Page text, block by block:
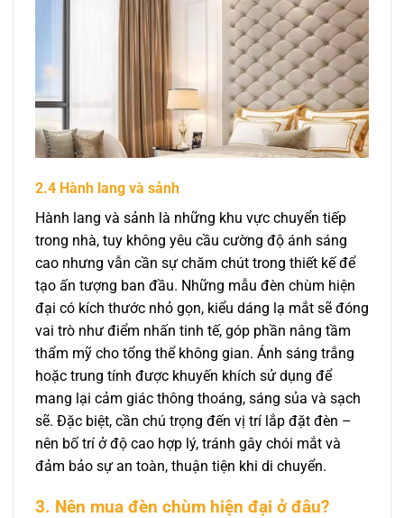
2.4 Hành lang và sảnh
Hành lang và sảnh là những khu vực chuyển tiếp
trong nhà, tuy không yêu cầu cường độ ánh sáng
cao nhưng vẫn cần sự chăm chút trong thiết kế để
tạo ấn tượng ban đầu. Những mẫu đèn chùm hiện
đại có kích thước nhỏ gọn, kiểu dáng lạ mắt sẽ đóng
vai trò như điểm nhấn tinh tế, góp phần nâng tầm
thẩm mỹ cho tổng thể không gian. Ánh sáng trắng
hoặc trung tính được khuyến khích sử dụng để
mang lại cảm giác thông thoáng, sáng sủa và sạch
sẽ. Đặc biệt, cần chú trọng đến vị trí lắp đặt đèn –
nên bố trí ở độ cao hợp lý, tránh gây chói mắt và
đảm bảo sự an toàn, thuận tiện khi di chuyển.
3. Nên mua đèn chùm hiện đại ở đâu?